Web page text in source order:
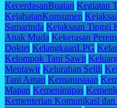
KecerdasanBuatan Kegiatan
KejahatanKonsumen
Samarinda Kejaksaan Tinggi
Anak Muda Kekerasan
Doktet KelangkaanLPG
Kelompok Tani Sawit
Mentawir Kelurahan Selili
Tani Aman Kemanusiaan
Mapan Kemenimipas
Kementerian Komunikasi